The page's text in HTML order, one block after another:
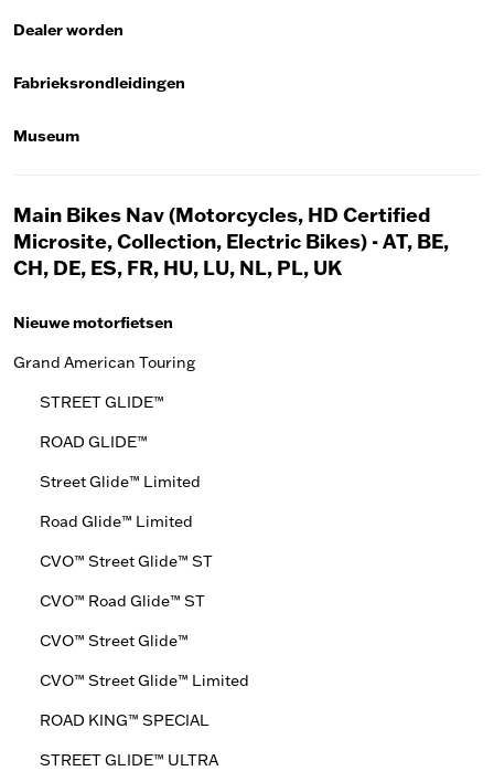
Dealer worden
Fabrieksrondleidingen
Museum
Main Bikes Nav (Motorcycles, HD Certified
Microsite, Collection, Electric Bikes) - AT, BE,
CH, DE, ES, FR, HU, LU, NL, PL, UK
Nieuwe motorfietsen
Grand American Touring
STREET GLIDE™
ROAD GLIDE™
Street Glide™ Limited
Road Glide™ Limited
CVO™ Street Glide™ ST
CVO™ Road Glide™ ST
CVO™ Street Glide™
CVO™ Street Glide™ Limited
ROAD KING™ SPECIAL
STREET GLIDE™ ULTRA